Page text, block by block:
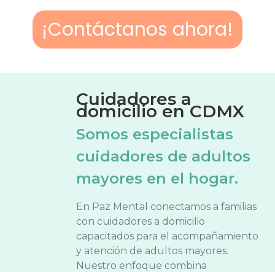
¡Contáctanos ahora!
Cuidadores a
domicilio en CDMX
Somos especialistas
cuidadores de adultos
mayores en el hogar.
En Paz Mental conectamos a familias
con cuidadores a domicilio
capacitados para el acompañamiento
y atención de adultos mayores.
Nuestro enfoque combina